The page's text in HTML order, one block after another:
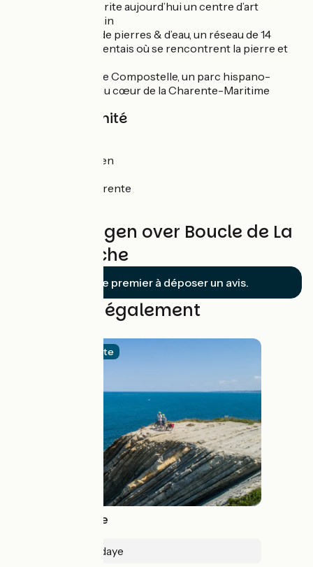
siècle elle abrite aujourd’hui un centre d’art
contemporain
Les villages de pierres & d’eau, un réseau de 14
villages charentais où se rencontrent la pierre et
Les jardins de Compostelle, un parc hispano-
mauresque au cœur de la Charente-Maritime
Gare à proximité
Saint-Savinien
Tonnay-Charente
Beoordelingen over Boucle de La
Roue Blanche
Soyez le premier à déposer un avis.
Découvrez également
Officiële route
La Vélodyssée
Roscoff > Hendaye